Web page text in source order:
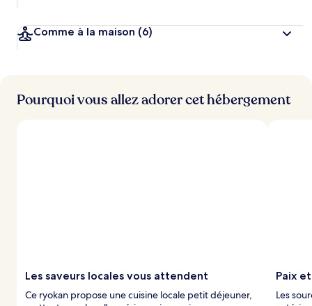
Comme à la maison (6)
Pourquoi vous allez adorer cet hébergement
Les saveurs locales vous attendent
Ce ryokan propose une cuisine locale petit déjeuner,
Paix
Les